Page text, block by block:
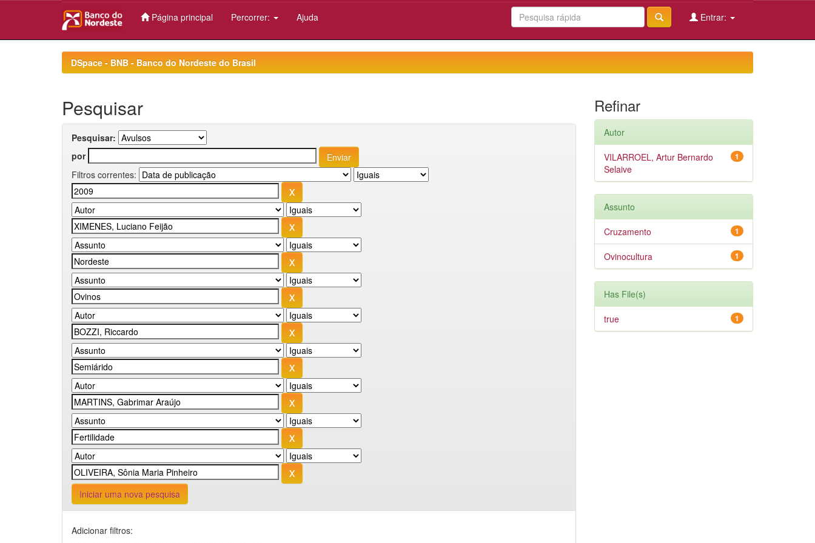
Página principal Percorrer: Ajuda Entrar:
DSpace - BNB - Banco do Nordeste do Brasil
Pesquisar
Pesquisar:
por
Filtros correntes:
Iniciar uma nova pesquisa
Adicionar filtros:
Refinar
Autor
1
VILARROEL, Artur Bernardo
Selaive
Assunto
1
Cruzamento
1
Ovinocultura
Has File(s)
1
true